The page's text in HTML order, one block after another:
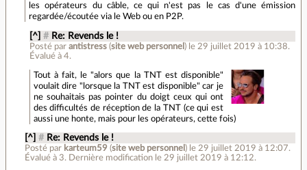
les opérateurs du câble, ce qui n'est pas le cas d'une émission
regardée/écoutée via le Web ou en P2P.
[^] # Re: Revends le !
Posté par antistress(site web personnel ) le 29 juillet 2019 à 10:38.
Évalué à 4.
Tout à fait, le "alors que la TNT est disponible"
voulait dire "lorsque la TNT est disponible" car je
ne souhaitais pas pointer du doigt ceux qui ont
des difficultés de réception de la TNT (ce qui est
aussi une honte, mais pour les opérateurs, cette fois)
[^] # Re: Revends le !
Posté par karteum59 (site web personnel ) le 29 juillet 2019 à 12:07.
Évalué à 3. Dernière modification le 29 juillet 2019 à 12:12.